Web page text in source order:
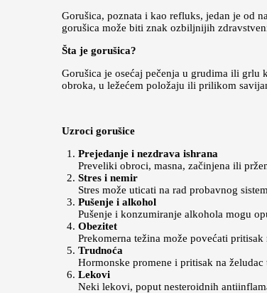
Gorušica, poznata i kao refluks, jedan je od
gorušica može biti znak ozbiljnijih
Šta je gorušica?
Gorušica je osećaj pečenja u grudima ili grlu
obroka, u ležećem položaju ili prilikom
Uzroci gorušice
Prejedanje i nezdrava ishrana
Preveliki obroci, masna, začinjena ili
Stres i nemir
Stres može uticati na rad probavnog
Pušenje i alkohol
Pušenje i konzumiranje alkohola mogu
Obezitet
Prekomerna težina može povećati
Trudnoća
Hormonske promene i pritisak na
Lekovi
Neki lekovi, poput nesteroidnih